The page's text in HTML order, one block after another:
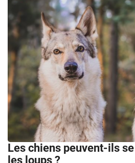
Les chiens peuvent-ils
les loups ?